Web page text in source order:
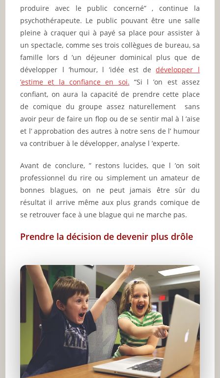
produire avec le public concerné” , continue la
psychothérapeute. Le public pouvant être une salle
pleine à craquer qui à payé sa place pour assister à
un spectacle, comme ses trois collègues de bureau, sa
famille lors d ’un déjeuner dominical plus que de
développer l ’humour, l ’idée est dedévelopper l
’estime et la confiance en soi. “Si l ’on est assez
confiant, on aura la capacité de prendre cette place
de comique du groupe assez naturellement sans
avoir peur de faire un flop ou de se sentir mal à l ’aise
et l’ approbation des autres à notre sens de l’ humour
va contribuer à le développer, analyse l ’experte.
Avant de conclure, ” restons lucides, que l ’on soit
professionnel du rire ou simplement un amateur de
bonnes blagues, on ne peut jamais être sûr du
résultat il arrive même aux plus grands comique de
se retrouver face à une blague qui ne marche pas.
Prendre la décision de devenir plus drôle